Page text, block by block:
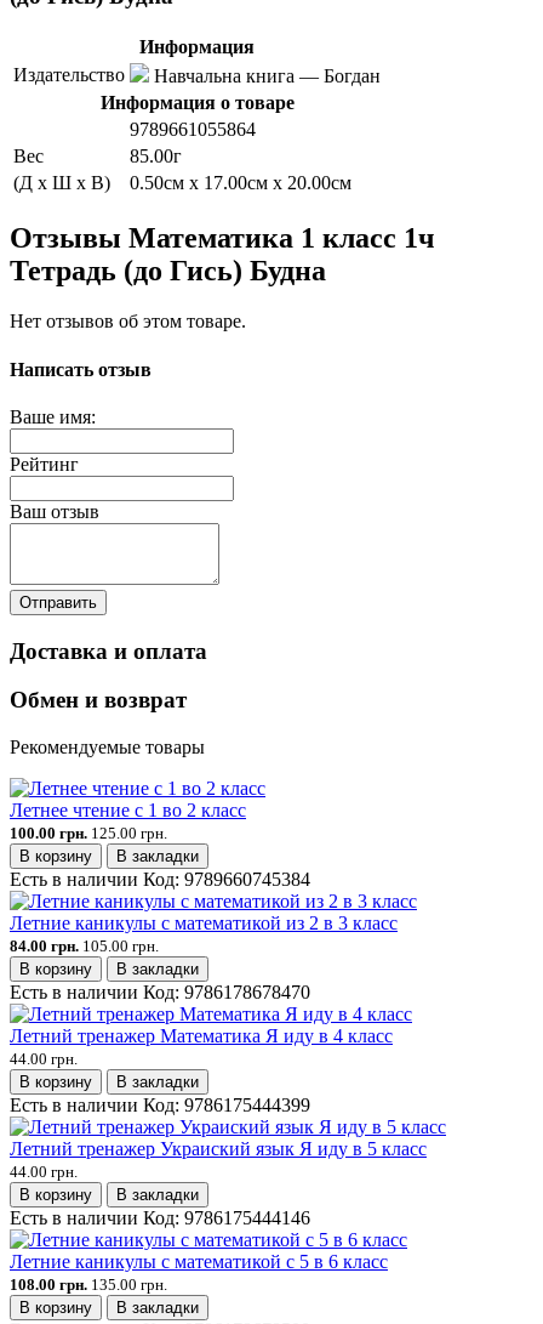
Информация
Издательство
Навчальна книга — Богдан
Информация о товаре
9789661055864
Вес
85.00г
(Д x Ш x В)
0.50см x 17.00см x 20.00см
Отзывы Математика 1 класс 1ч
Тетрадь (до Гись) Будна
Нет отзывов об этом товаре.
Написать отзыв
Ваше имя:
Рейтинг
Ваш отзыв
Отправить
Доставка и оплата
Обмен и возврат
Рекомендуемые товары
Летнее чтение с 1 во 2 класс
100.00 грн. 125.00 грн.
В корзину
В закладки
Есть в наличии Код: 9789660745384
Летние каникулы с математикой из 2 в 3 класс
84.00 грн. 105.00 грн.
В корзину
В закладки
Есть в наличии Код: 9786178678470
Летний тренажер Математика Я иду в 4 класс
44.00 грн.
В корзину
В закладки
Есть в наличии Код: 9786175444399
Летний тренажер Украиский язык Я иду в 5 класс
44.00 грн.
В корзину
В закладки
Есть в наличии Код: 9786175444146
Летние каникулы с математикой с 5 в 6 класс
108.00 грн. 135.00 грн.
В корзину
В закладки